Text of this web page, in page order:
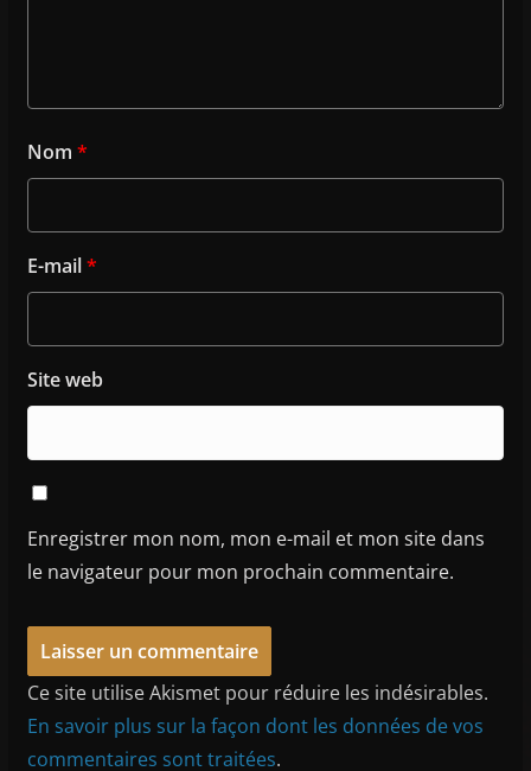
Nom *
E-mail*
Site web
Enregistrer mon nom, mon e-mail et mon site dans
le navigateur pour mon prochain commentaire.
Ce site utilise Akismet pour réduire les indésirables.
En savoir plus sur la façon dont les données de vos
commentaires sont traitées.